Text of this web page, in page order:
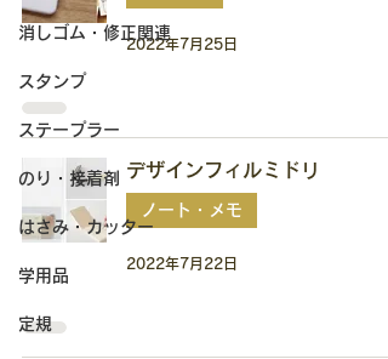
消しゴム・修正関連
スタンプ
ステープラー
のり・接着剤
はさみ・カッター
学用品
定規
2022年7月25日
デザインフィルミドリ
ノート・メモ
2022年7月22日